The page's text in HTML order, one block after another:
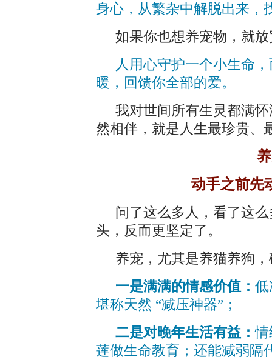
身心，从繁杂中解脱出来，
如果你也想养宠物，就
人用心守护一个小生命
暖，回馈你全部的爱。
我对世间所有生灵都满
然相伴，就是人生最珍贵、
动手之前先
问了这么多人，看了这
头，反而更坚定了。
养宠，尤其是养猫养狗
一是满满的情感价值： 低
堪称天然 “减压神器”；
二是对晚年生活有益：情
莲做生命教育；还能减弱隔